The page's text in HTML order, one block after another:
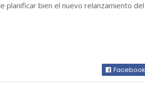
planificar bien el nuevo relanzamiento
Facebook